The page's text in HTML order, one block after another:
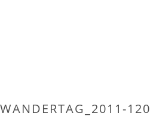
WANDERTAG_2011-120